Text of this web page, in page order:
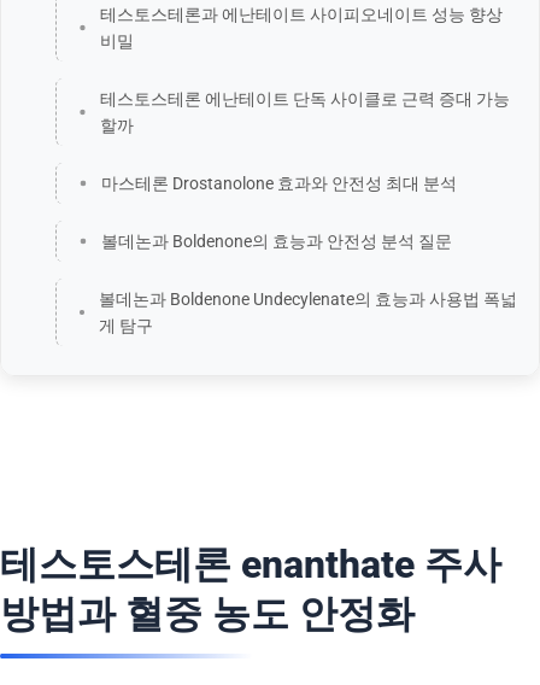
테스토스테론과 에난테이트 사이피오네이트 성능 향상
비밀
테스토스테론 에난테이트 단독 사이클로 근력 증대 가능
할까
마스테론 Drostanolone 효과와 안전성 최대 분석
볼데논과 Boldenone의 효능과 안전성 분석 질문
볼데논과 Boldenone Undecylenate의 효능과 사용법 폭넓
게 탐구
테스토스테론 enanthate 주사
방법과 혈중 농도 안정화